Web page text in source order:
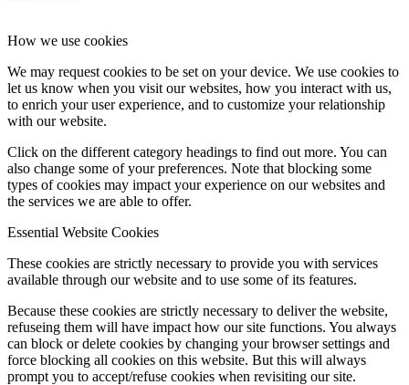
How we use cookies
We may request cookies to be set on your device. We use cookies to
let us know when you visit our websites, how you interact with us,
to enrich your user experience, and to customize your relationship
with our website.
Click on the different category headings to find out more. You can
also change some of your preferences. Note that blocking some
types of cookies may impact your experience on our websites and
the services we are able to offer.
Essential Website Cookies
These cookies are strictly necessary to provide you with services
available through our website and to use some of its features.
Because these cookies are strictly necessary to deliver the website,
refuseing them will have impact how our site functions. You always
can block or delete cookies by changing your browser settings and
force blocking all cookies on this website. But this will always
prompt you to accept/refuse cookies when revisiting our site.